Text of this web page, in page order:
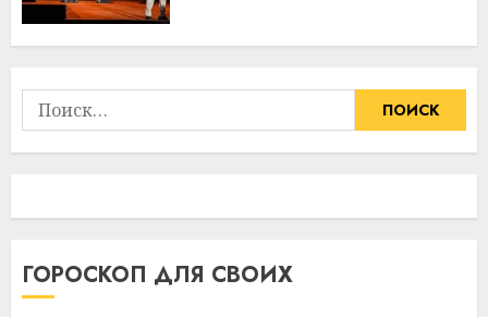
Найти:
ГОРОСКОП ДЛЯ СВОИХ